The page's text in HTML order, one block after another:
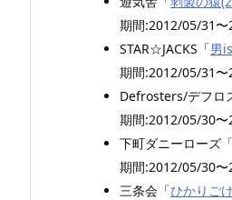
期間:2012/05/31
STAR☆JACKS「男
期間:2012/05/31
Defrosters/デフロ
期間:2012/05/30
下町ダニーローズ「
期間:2012/05/30
三条会「ひかりご